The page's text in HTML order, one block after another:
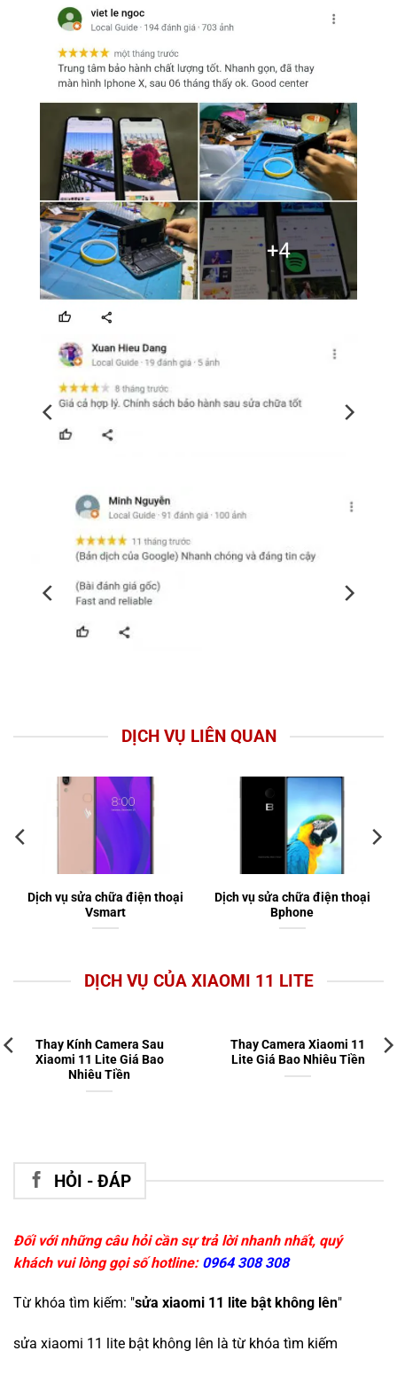
DỊCH VỤ LIÊN QUAN
Dịch vụ sửa chữa điện thoại
Vsmart
Dịch vụ sửa chữa điện thoại
Bphone
DỊCH VỤ CỦA XIAOMI 11 LITE
Thay Kính Camera Sau
Xiaomi 11 Lite Giá Bao
Nhiêu Tiền
Thay Camera Xiaomi 11
Lite Giá Bao Nhiêu Tiền
HỎI - ĐÁP
Đối với những câu hỏi cần sự trả lời nhanh nhất, quý
khách vui lòng gọi số hotline: 0964 308 308
Từ khóa tìm kiếm: "sửa xiaomi 11 lite bật không lên"
sửa xiaomi 11 lite bật không lên là từ khóa tìm kiếm